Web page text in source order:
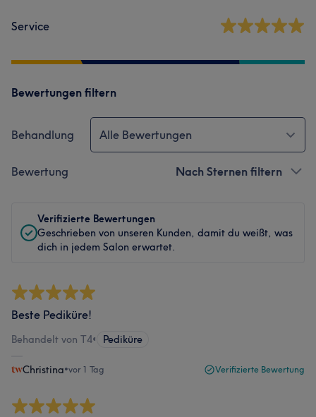
Service
Bewertungen filtern
Behandlung Alle Bewertungen
Bewertung Nach Sternen filtern
Verifizierte Bewertungen
Geschrieben von unseren Kunden, damit du weißt, was
dich in jedem Salon erwartet.
Beste Pediküre!
Behandelt von T4• Pediküre
Christina•vor 1 Tag Verifizierte Bewertung